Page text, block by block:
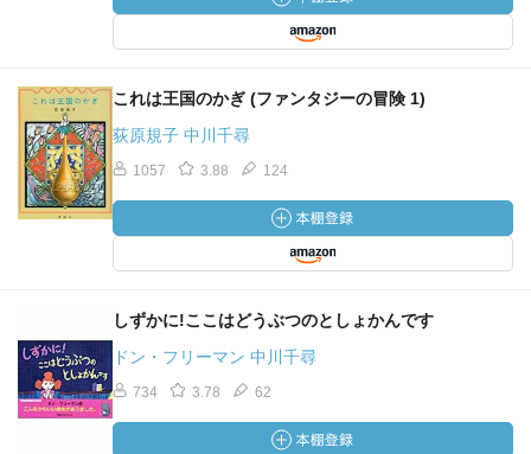
これは王国のかぎ (ファンタジーの冒険 1)
荻原規子 中川千尋
1057 3.88 124
しずかに!ここはどうぶつのとしょかんです
ドン・フリーマン 中川千尋
734 3.78 62